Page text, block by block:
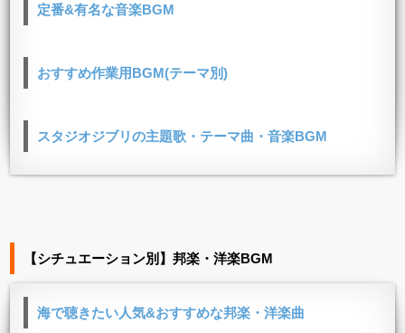
定番&有名な音楽BGM
おすすめ作業用BGM(テーマ別)
スタジオジブリの主題歌・テーマ曲・音楽BGM
【シチュエーション別】邦楽・洋楽BGM
海で聴きたい人気&おすすめな邦楽・洋楽曲